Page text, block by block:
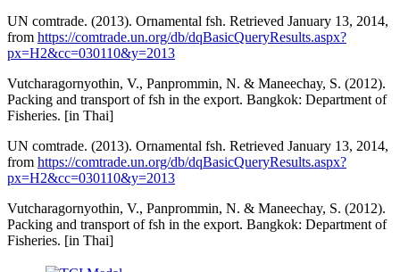
UN comtrade. (2013). Ornamental fsh. Retrieved January 13, 2014,
from https://comtrade.un.org/db/dqBasicQueryResults.aspx?
px=H2&cc=030110&y=2013
Vutcharagornyothin, V., Panprommin, N. & Maneechay, S. (2012).
Packing and transport of fsh in the export. Bangkok: Department of
Fisheries. [in Thai]
UN comtrade. (2013). Ornamental fsh. Retrieved January 13, 2014,
from https://comtrade.un.org/db/dqBasicQueryResults.aspx?
px=H2&cc=030110&y=2013
Vutcharagornyothin, V., Panprommin, N. & Maneechay, S. (2012).
Packing and transport of fsh in the export. Bangkok: Department of
Fisheries. [in Thai]